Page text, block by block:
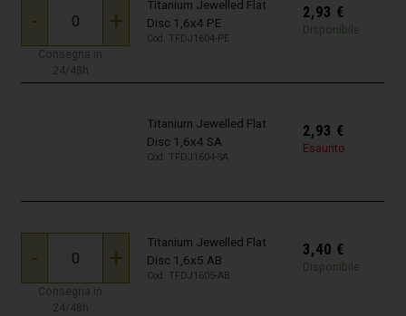
- +
Consegna in
24/48h
Titanium Jewelled Flat
Disc 1,6x4 PE
Cod. TFDJ1604-PE
2,93 €
Disponibile
Titanium Jewelled Flat
Disc 1,6x4 SA
Cod. TFDJ1604-SA
2,93 €
Esaurito
- +
Consegna in
24/48h
Titanium Jewelled Flat
Disc 1,6x5 AB
Cod. TFDJ1605-AB
3,40 €
Disponibile